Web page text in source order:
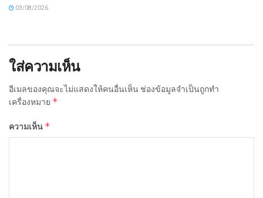
03/08/2026
ใส่ความเห็น
อีเมลของคุณจะไม่แสดงให้คนอื่นเห็น ช่องข้อมูลจำเป็นถูกทำ
เครื่องหมาย *
ความเห็น *